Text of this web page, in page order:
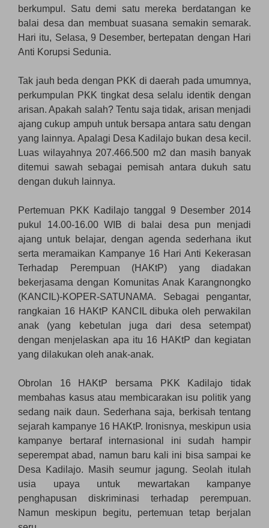
berkumpul. Satu demi satu mereka berdatangan ke
balai desa dan membuat suasana semakin semarak.
Hari itu, Selasa, 9 Desember, bertepatan dengan Hari
Anti Korupsi Sedunia.
Tak jauh beda dengan PKK di daerah pada umumnya,
perkumpulan PKK tingkat desa selalu identik dengan
arisan. Apakah salah? Tentu saja tidak, arisan menjadi
ajang cukup ampuh untuk bersapa antara satu dengan
yang lainnya. Apalagi Desa Kadilajo bukan desa kecil.
Luas wilayahnya 207.466.500 m2 dan masih banyak
ditemui sawah sebagai pemisah antara dukuh satu
dengan dukuh lainnya.
Pertemuan PKK Kadilajo tanggal 9 Desember 2014
pukul 14.00-16.00 WIB di balai desa pun menjadi
ajang untuk belajar, dengan agenda sederhana ikut
serta meramaikan Kampanye 16 Hari Anti Kekerasan
Terhadap Perempuan (HAKtP) yang diadakan
bekerjasama dengan Komunitas Anak Karangnongko
(KANCIL)-KOPER-SATUNAMA. Sebagai pengantar,
rangkaian 16 HAKtP KANCIL dibuka oleh perwakilan
anak (yang kebetulan juga dari desa setempat)
dengan menjelaskan apa itu 16 HAKtP dan kegiatan
yang dilakukan oleh anak-anak.
Obrolan 16 HAKtP bersama PKK Kadilajo tidak
membahas kasus atau membicarakan isu politik yang
sedang naik daun. Sederhana saja, berkisah tentang
sejarah kampanye 16 HAKtP. Ironisnya, meskipun usia
kampanye bertaraf internasional ini sudah hampir
seperempat abad, namun baru kali ini bisa sampai ke
Desa Kadilajo. Masih seumur jagung. Seolah itulah
usia upaya untuk mewartakan kampanye
penghapusan diskriminasi terhadap perempuan.
Namun meskipun begitu, pertemuan tetap berjalan